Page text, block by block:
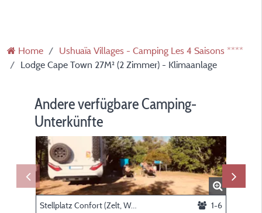
Home
Ushuaïa Villages - Camping Les 4 Saisons ****
Lodge Cape Town 27M² (2 Zimmer) - Klimaanlage
Andere verfügbare Camping-
Unterkünfte
Stellplatz Confort (Zelt, Wohnwagen, Wohnmobil / 1 Auto / Strom 6A) 1-6